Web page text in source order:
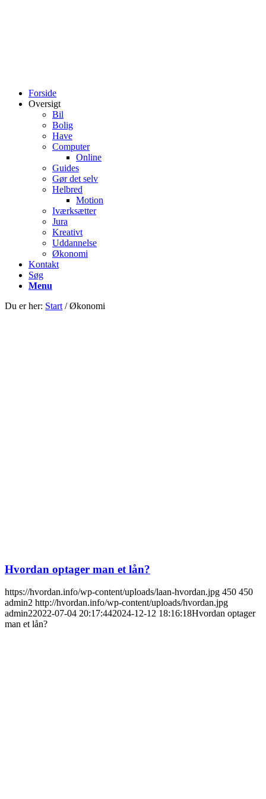
Forside
Oversigt
Bil
Bolig
Have
Computer
Online
Guides
Gør det selv
Helbred
Motion
Iværksætter
Jura
Kreativt
Uddannelse
Økonomi
Kontakt
Søg
Menu
Du er her: Start / Økonomi
Hvordan optager man et lån?
https://hvordan.info/wp-content/uploads/laan-hvordan.jpg 450 450
admin2 http://hvordan.info/wp-content/uploads/hvordan.jpg
admin22022-07-04 20:17:442024-12-12 18:16:18Hvordan optager
man et lån?